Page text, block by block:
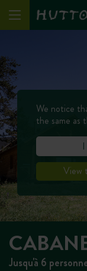
Jusqu'à 6
We notice
the same as
View